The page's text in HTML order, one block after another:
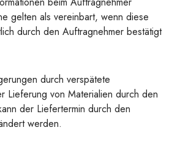
gelten als vereinbart, wenn diese
durch den Auftragnehmer bestätigt
durch verspätete
Lieferung von Materialien durch den
der Liefertermin durch den
werden.